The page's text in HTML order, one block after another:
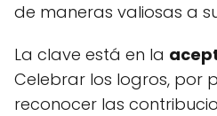
de maneras valiosas a
La clave está en la
Celebrar los logros, por
reconocer las